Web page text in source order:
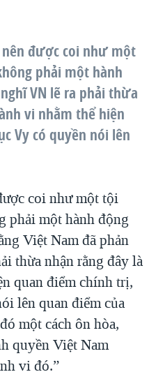
được coi như một
phải một hành
VN lẽ ra phải thừa
vi nhằm thể hiện
Vy có quyền nói lên
coi như một tội
phải một hành động
Việt Nam đã phản
thừa nhận rằng đây là
quan điểm chính trị,
lên quan điểm của
một cách ôn hòa,
quyền Việt Nam
vi đó.”